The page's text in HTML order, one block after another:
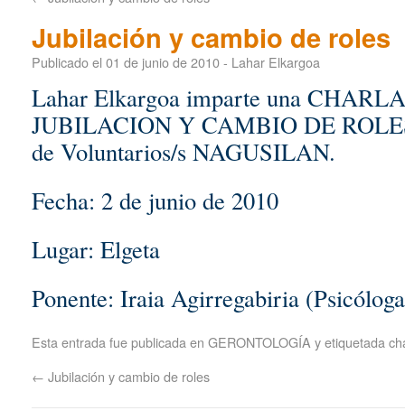
Jubilación y cambio de roles
Publicado el 01 de junio de 2010- Lahar Elkargoa
Lahar Elkargoa imparte una
JUBILACION Y CAMBIO DE
de Voluntarios/s NAGUSILAN.
Fecha: 2 de junio de 2010
Lugar: Elgeta
Ponente: Iraia Agirregabiria
Esta entrada fue publicada en GERONTOLOGÍA y etiquetada
← Jubilación y cambio de roles